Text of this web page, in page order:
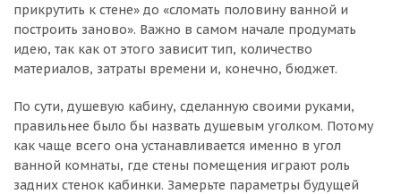
прикрутить к стене» до «сломать половину ванной и
построить заново». Важно в самом начале продумать
идею, так как от этого зависит тип, количество
материалов, затраты времени и, конечно, бюджет.
По сути, душевую кабину, сделанную своими руками,
правильнее было бы назвать душевым уголком. Потому
как чаще всего она устанавливается именно в угол
ванной комнаты, где стены помещения играют роль
задних стенок кабинки. Замерьте параметры будущей